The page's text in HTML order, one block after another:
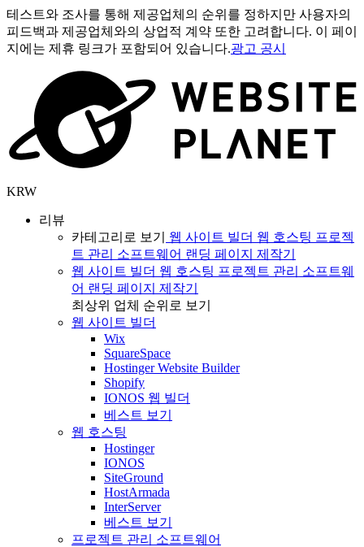
테스트와 조사를 통해 제공업체의 순위를 정하지만 사용자의
피드백과 제공업체와의 상업적 계약 또한 고려합니다. 이 페이
지에는 제휴 링크가 포함되어 있습니다.광고 공시
KRW
리뷰
카테고리로 보기
웹 사이트 빌더 웹 호스팅 프로젝
트 관리 소프트웨어 랜딩 페이지 제작기
웹 사이트 빌더 웹 호스팅 프로젝트 관리 소프트웨
어 랜딩 페이지 제작기
최상위 업체 순위로 보기
웹 사이트 빌더
Wix
SquareSpace
Hostinger Website Builder
Shopify
IONOS 웹 빌더
베스트 보기
웹 호스팅
Hostinger
IONOS
SiteGround
HostArmada
InterServer
베스트 보기
프로젝트 관리 소프트웨어